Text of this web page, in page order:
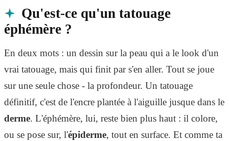
Qu'est-ce qu'un tatouage
éphémère ?
En deux mots : un dessin sur la peau qui a le look d'un
vrai tatouage, mais qui finit par s'en aller. Tout se joue
sur une seule chose - la profondeur. Un tatouage
définitif, c'est de l'encre plantée à l'aiguille jusque dans le
derme. L'éphémère, lui, reste bien plus haut : il colore,
ou se pose sur, l'épiderme, tout en surface. Et comme ta